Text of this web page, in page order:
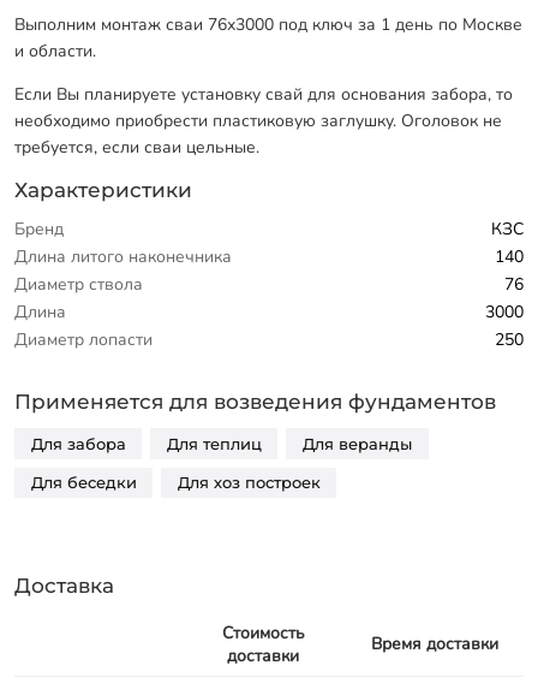
Выполним монтаж сваи 76х3000 под ключ за 1 день по Москве
и области.
Если Вы планируете установку свай для основания забора, то
необходимо приобрести пластиковую заглушку. Оголовок не
требуется, если сваи цельные.
Характеристики
Бренд
КЗС
Длина литого наконечника
140
Диаметр ствола
76
Длина
3000
Диаметр лопасти
250
Применяется для возведения фундаментов
Для забора Для теплиц Для веранды
Для беседки Для хоз построек
Доставка
Стоимость
доставки
Время доставки